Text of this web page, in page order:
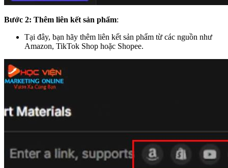
Bước 2: Thêm liên kết sản phẩm:
Tại đây, bạn hãy thêm liên kết sản phẩm từ các nguồn như
Amazon, TikTok Shop hoặc Shopee.